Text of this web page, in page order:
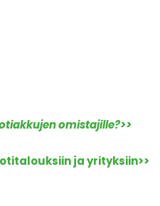
omistajille?>>
ja yrityksiin>>